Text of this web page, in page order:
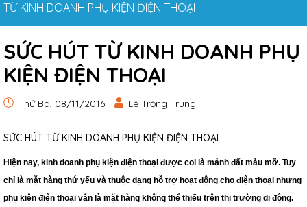
TỪ KINH DOANH PHỤ KIỆN ĐIỆN THOẠI
SỨC HÚT TỪ KINH DOANH PHỤ
KIỆN ĐIỆN THOẠI
Thứ Ba, 08/11/2016 Lê Trọng Trung
SỨC HÚT TỪ KINH DOANH PHỤ KIỆN ĐIỆN THOẠI
Hiện nay, kinh doanh phụ kiện điện thoại được coi là mảnh đất màu mỡ. Tuy
chỉ là mặt hàng thứ yếu và thuộc dạng hỗ trợ hoạt động cho điện thoại nhưng
phụ kiện điện thoại vẫn là mặt hàng không thể thiếu trên thị trường di động.